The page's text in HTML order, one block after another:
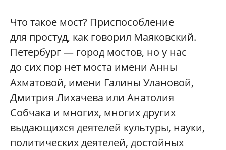
Что такое мост? Приспособление
для простуд, как говорил Маяковский.
Петербург — город мостов, но у нас
до сих пор нет моста имени Анны
Ахматовой, имени Галины Улановой,
Дмитрия Лихачева или Анатолия
Собчака и многих, многих других
выдающихся деятелей культуры, науки,
политических деятелей, достойных